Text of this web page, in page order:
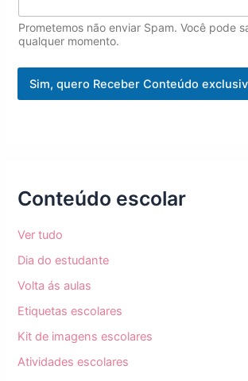
o
m
e
Prometemos não enviar Spam. Você pode
qualquer momento.
Sim, quero Receber Conteúdo
Conteúdo escolar
Ver tudo
Dia do estudante
Volta ás aulas
Etiquetas escolares
Kit de imagens escolares
Atividades escolares